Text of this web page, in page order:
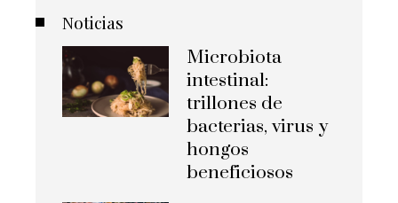
Noticias
Microbiota
intestinal:
trillones de
bacterias, virus y
hongos
beneficiosos